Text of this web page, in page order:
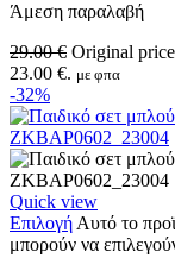
Άμεση παραλαβή
29.00€ Original
23.00 €. με φπα
-32%
Quick view
ΕπιλογήΑυτό το
μπορούν να